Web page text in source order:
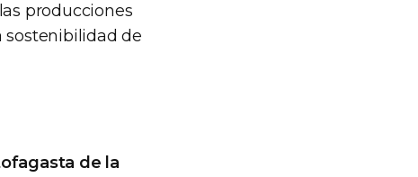
producciones
sostenibilidad de
de la